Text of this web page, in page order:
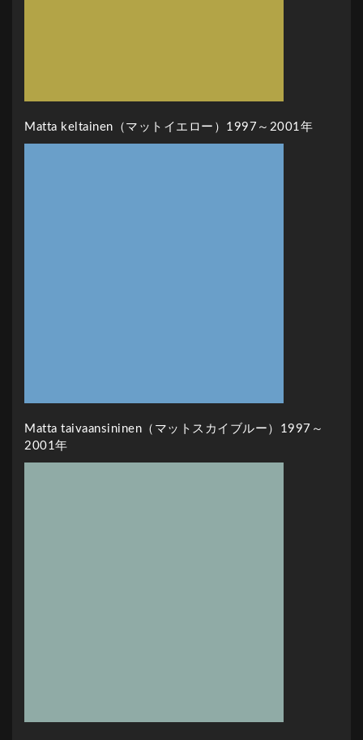
Matta keltainen（マットイエロー）1997～2001年
Matta taivaansininen（マットスカイブルー）1997～
2001年